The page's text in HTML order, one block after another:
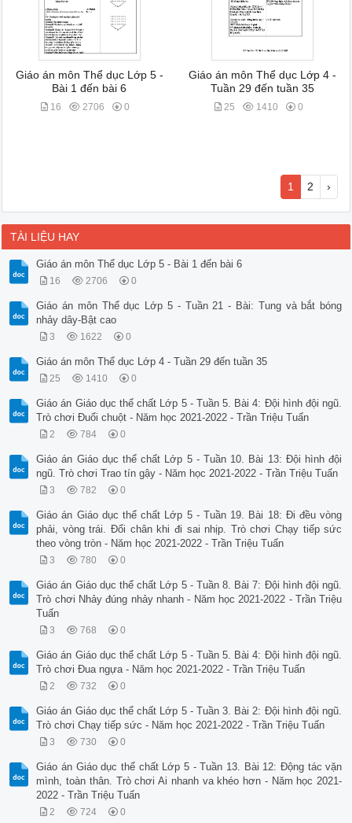
Giáo án môn Thể dục Lớp 5 -
Bài 1 đến bài 6
16 2706 0
Giáo án môn Thể dục Lớp 4 -
Tuần 29 đến tuần 35
25 1410 0
1 2 ›
TÀI LIỆU HAY
Giáo án môn Thể dục Lớp 5 - Bài 1 đến bài 6
16 2706 0
Giáo án môn Thể dục Lớp 5 - Tuần 21 - Bài: Tung và bắt bóng
nhảy dây-Bật cao
3 1622 0
Giáo án môn Thể dục Lớp 4 - Tuần 29 đến tuần 35
25 1410 0
Giáo án Giáo dục thể chất Lớp 5 - Tuần 5. Bài 4: Đội hình đội ngũ.
Trò chơi Đuổi chuột - Năm học 2021-2022 - Trần Triệu Tuấn
2 784 0
Giáo án Giáo dục thể chất Lớp 5 - Tuần 10. Bài 13: Đội hình đội
ngũ. Trò chơi Trao tín gậy - Năm học 2021-2022 - Trần Triệu Tuấn
3 782 0
Giáo án Giáo dục thể chất Lớp 5 - Tuần 19. Bài 18: Đi đều vòng
phải, vòng trái. Đổi chân khi đi sai nhịp. Trò chơi Chạy tiếp sức
theo vòng tròn - Năm học 2021-2022 - Trần Triệu Tuấn
3 780 0
Giáo án Giáo dục thể chất Lớp 5 - Tuần 8. Bài 7: Đội hình đội ngũ.
Trò chơi Nhảy đúng nhảy nhanh - Năm học 2021-2022 - Trần Triệu
Tuấn
3 768 0
Giáo án Giáo dục thể chất Lớp 5 - Tuần 5. Bài 4: Đội hình đội ngũ.
Trò chơi Đua ngựa - Năm học 2021-2022 - Trần Triệu Tuấn
2 732 0
Giáo án Giáo dục thể chất Lớp 5 - Tuần 3. Bài 2: Đội hình đội ngũ.
Trò chơi Chạy tiếp sức - Năm học 2021-2022 - Trần Triệu Tuấn
3 730 0
Giáo án Giáo dục thể chất Lớp 5 - Tuần 13. Bài 12: Động tác vặn
mình, toàn thân. Trò chơi Ai nhanh va khéo hơn - Năm học 2021-
2022 - Trần Triệu Tuấn
2 724 0